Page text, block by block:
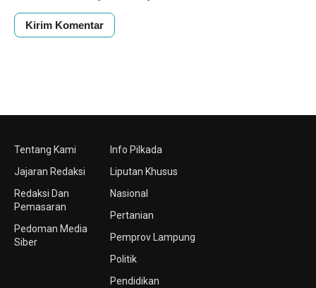
Tentang Kami
Jajaran Redaksi
Redaksi Dan
Pemasaran
Pedoman Media
Siber
Info Pilkada
Liputan Khusus
Nasional
Pertanian
Pemprov Lampung
Politik
Pendidikan